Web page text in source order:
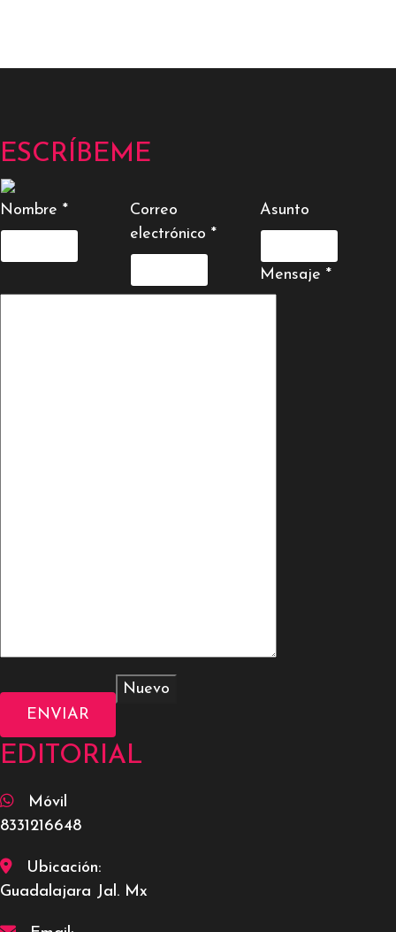
ESCRÍBEME
Nombre *
Correo
electrónico*
Asunto
Mensaje*
EDITORIAL
Móvil
8331216648
Ubicación:
Guadalajara Jal. Mx